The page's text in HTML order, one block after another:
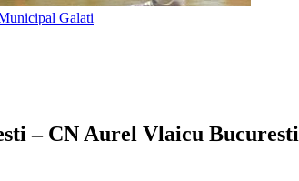
Galati
– CN Aurel Vlaicu Bucuresti